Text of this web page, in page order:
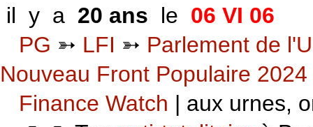
il y a 20 ans le 06 VI 06
PG ➳ LFI ➳ Parlement de
Nouveau Front Populaire 2024
Finance Watch | aux urnes,